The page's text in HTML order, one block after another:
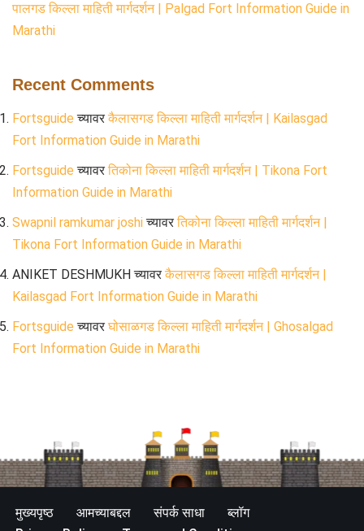
पालगड किल्ला माहिती मार्गदर्शन | Palgad Fort Information Guide in
Marathi
Recent Comments
Fortsguide च्यावरकैलासगड किल्ला माहिती मार्गदर्शन | Kailasgad
Fort Information Guide in Marathi
Fortsguide च्यावरतिकोना किल्ला माहिती मार्गदर्शन | Tikona Fort
Information Guide in Marathi
Swapnil ramkumar joshiच्यावरतिकोना किल्ला माहिती मार्गदर्शन |
Tikona Fort Information Guide in Marathi
ANIKET DESHMUKH च्यावरकैलासगड किल्ला माहिती मार्गदर्शन |
Kailasgad Fort Information Guide in Marathi
Fortsguide च्यावरघोसाळगड किल्ला माहिती मार्गदर्शन | Ghosalgad
Fort Information Guide in Marathi
मुख्यपृष्ठ आमच्याबद्दल संपर्क साधा
ब्लॉग